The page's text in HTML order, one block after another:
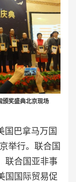
颁奖盛典北京现场
国巴拿马万国
举行。联合国
联合国亚非事
国国际贸易促